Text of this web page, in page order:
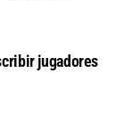
jugadores